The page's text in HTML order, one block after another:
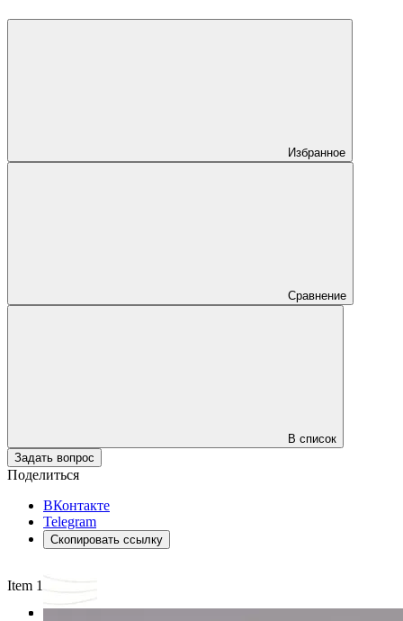
Избранное
Сравнение
В список
Задать вопрос
Поделиться
ВКонтакте
Telegram
Скопировать ссылку
Item 1 of 3